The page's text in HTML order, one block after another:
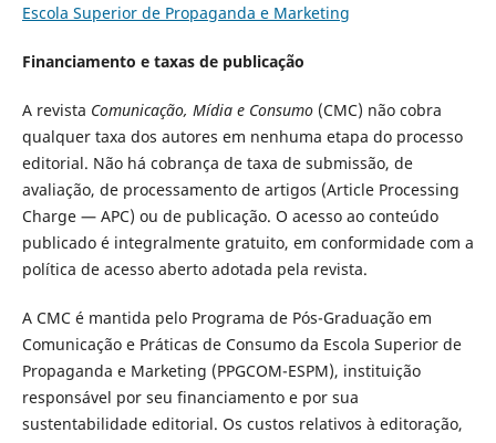
Escola Superior de Propaganda e Marketing
Financiamento e taxas de publicação
A revista Comunicação, Mídia e Consumo(CMC) não cobra
qualquer taxa dos autores em nenhuma etapa do processo
editorial. Não há cobrança de taxa de submissão, de
avaliação, de processamento de artigos (Article Processing
Charge — APC) ou de publicação. O acesso ao conteúdo
publicado é integralmente gratuito, em conformidade com a
política de acesso aberto adotada pela revista.
A CMC é mantida pelo Programa de Pós-Graduação em
Comunicação e Práticas de Consumo da Escola Superior de
Propaganda e Marketing (PPGCOM-ESPM), instituição
responsável por seu financiamento e por sua
sustentabilidade editorial. Os custos relativos à editoração,